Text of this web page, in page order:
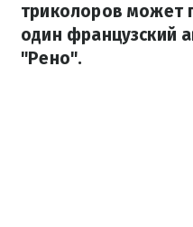
триколоров может
один французский
"Рено".